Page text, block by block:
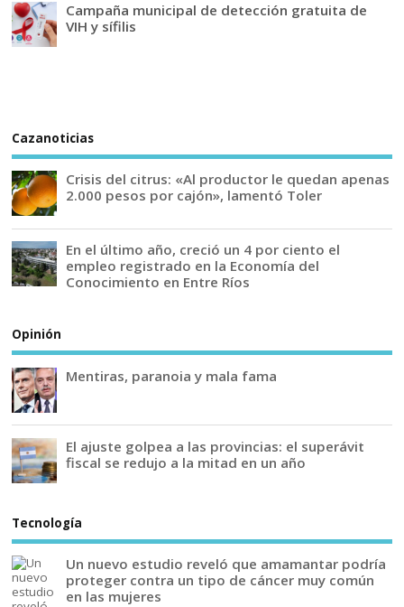
Campaña municipal de detección gratuita de
VIH y sífilis
Cazanoticias
Crisis del citrus: «Al productor le quedan apenas
2.000 pesos por cajón», lamentó Toler
En el último año, creció un 4 por ciento el
empleo registrado en la Economía del
Conocimiento en Entre Ríos
Opinión
Mentiras, paranoia y mala fama
El ajuste golpea a las provincias: el superávit
fiscal se redujo a la mitad en un año
Tecnología
Un nuevo estudio reveló que amamantar podría
proteger contra un tipo de cáncer muy común
en las mujeres